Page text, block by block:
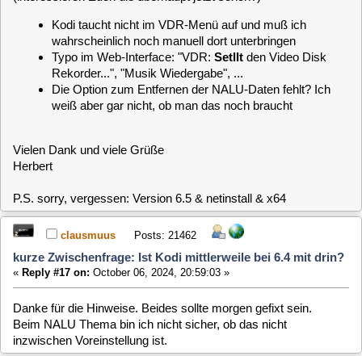
Herbert
P.S. sorry, vergessen: Version 6.5 & netinstall & x64
clausmuus Posts: 21462
kurze Zwischenfrage: Ist Kodi mittlerweile bei 6.4 mit drin?
Reply #17 on:October 06, 2024, 20:59:03 »
inzwischen Voreinstellung ist.
kurze Zwischenfrage: Ist Kodi mittlerweile bei 6.4 mit drin?
«Reply #18 on:October 11, 2024, 18:36:02 »
nur der Vollständigkeit halber (und nicht, weil es super wichtig
geschickt. 3% Ersparnis bei der ARD, 10% beim ZDF. Das
war schon mal sehr viel mehr.
Kodi ist übrigens schön über das VDR-Menü aufrufbar. Hatte